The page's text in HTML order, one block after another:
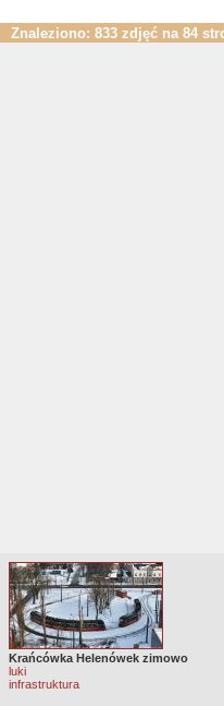
Znaleziono: 833 zdjęć na 84
Krańcówka Helenówek zimowo
luki
infrastruktura